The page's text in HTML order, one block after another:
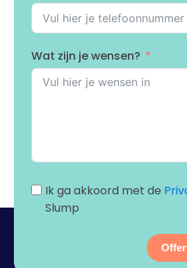
Wat zijn je wensen?
Ik ga akkoord met de
Slump